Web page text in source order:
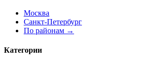
Москва
Санкт-Петербург
По районам →
Категории